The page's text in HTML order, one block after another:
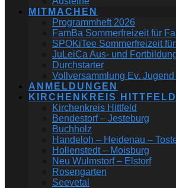
MITMACHEN
Programmheft 2026
FamBa Sommerfreizeit für
SPOKiTee Sommerfreizeit
JuLeiCa Aus- und
Durchstarter
Vollversammlung Ev.
ANMELDUNGEN
KIRCHENKREIS HITTFELD
Kirchenkreis Hittfeld
Bendestorf – Jesteburg
Buchholz
Handeloh – Heidenau –
Hollenstedt – Moisburg
Neu Wulmstorf – Elstorf
Rosengarten
Seevetal